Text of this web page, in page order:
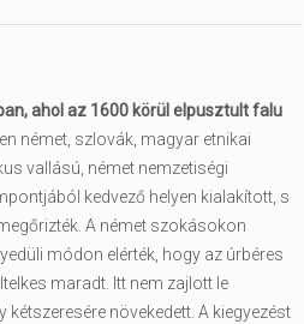
ahol az 1600 körül elpusztult falu
német, szlovák, magyar etnikai
vallású, német nemzetiségi
kedvező helyen kialakított, s
A német szokásokon
módon elérték, hogy az úrbéres
maradt. Itt nem zajlott le
növekedett. A kiegyezést